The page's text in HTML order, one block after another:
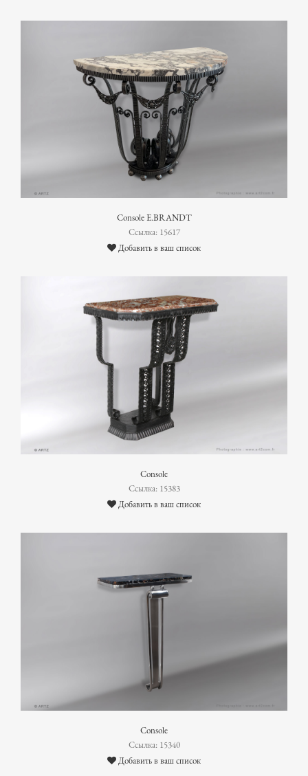
Console E.BRANDT
Ссылка: 15617
Добавить в ваш список
Console
Ссылка: 15383
Добавить в ваш список
Console
Ссылка: 15340
Добавить в ваш список